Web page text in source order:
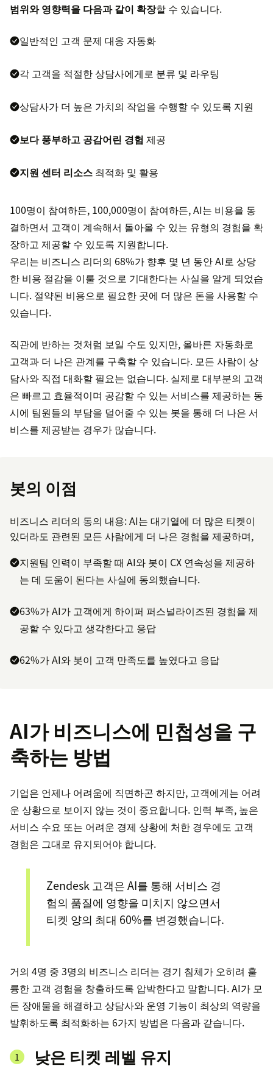
범위와 영향력을 다음과 같이 확장할 수 있습니다.
일반적인 고객 문제 대응 자동화
각 고객을 적절한 상담사에게로 분류 및 라우팅
상담사가 더 높은 가치의 작업을 수행할 수 있도록 지원
보다 풍부하고 공감어린 경험 제공
지원 센터 리소스 최적화 및 활용
100명이 참여하든, 100,000명이 참여하든, AI는 비용을 동
결하면서 고객이 계속해서 돌아올 수 있는 유형의 경험을 확
장하고 제공할 수 있도록 지원합니다.
우리는 비즈니스 리더의 68%가 향후 몇 년 동안 AI로 상당
한 비용 절감을 이룰 것으로 기대한다는 사실을 알게 되었습
니다. 절약된 비용으로 필요한 곳에 더 많은 돈을 사용할 수
있습니다.
직관에 반하는 것처럼 보일 수도 있지만, 올바른 자동화로
고객과 더 나은 관계를 구축할 수 있습니다. 모든 사람이 상
담사와 직접 대화할 필요는 없습니다. 실제로 대부분의 고객
은 빠르고 효율적이며 공감할 수 있는 서비스를 제공하는 동
시에 팀원들의 부담을 덜어줄 수 있는 봇을 통해 더 나은 서
비스를 제공받는 경우가 많습니다.
봇의 이점
비즈니스 리더의 동의 내용: AI는 대기열에 더 많은 티켓이
있더라도 관련된 모든 사람에게 더 나은 경험을 제공하며,
지원팀 인력이 부족할 때 AI와 봇이 CX 연속성을 제공하
는 데 도움이 된다는 사실에 동의했습니다.
63%가 AI가 고객에게 하이퍼 퍼스널라이즈된 경험을 제
공할 수 있다고 생각한다고 응답
62%가 AI와 봇이 고객 만족도를 높였다고 응답
AI가 비즈니스에 민첩성을 구
축하는 방법
기업은 언제나 어려움에 직면하곤 하지만, 고객에게는 어려
운 상황으로 보이지 않는 것이 중요합니다. 인력 부족, 높은
서비스 수요 또는 어려운 경제 상황에 처한 경우에도 고객
경험은 그대로 유지되어야 합니다.
Zendesk 고객은 AI를 통해 서비스 경
험의 품질에 영향을 미치지 않으면서
티켓 양의 최대 60%를 변경했습니다.
거의 4명 중 3명의 비즈니스 리더는 경기 침체가 오히려 훌
륭한 고객 경험을 창출하도록 압박한다고 말합니다. AI가 모
든 장애물을 해결하고 상담사와 운영 기능이 최상의 역량을
발휘하도록 최적화하는 6가지 방법은 다음과 같습니다.
낮은 티켓 레벨 유지